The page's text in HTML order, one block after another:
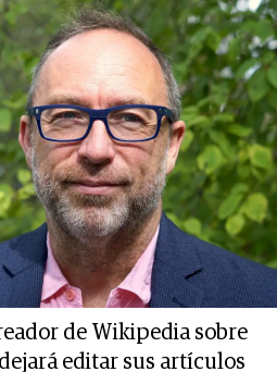
de Wikipedia sobre
editar sus artículos